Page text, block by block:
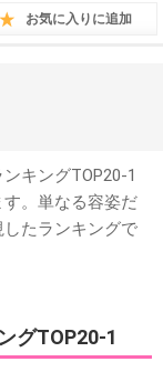
お気に入りに追加
キングTOP20-1
す。単なる容姿だ
たランキングで
グTOP20-1